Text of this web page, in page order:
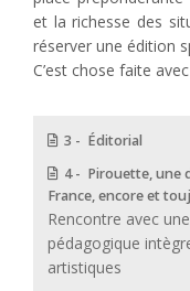
et la richesse des
réserver une édition
C’est chose faite
3 - Éditorial
4 - Pirouette, une
France, encore et
Rencontre avec
pédagogique
artistiques